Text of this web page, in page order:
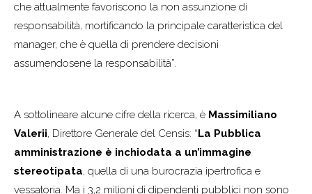
che attualmente favoriscono la non assunzione di
responsabilità, mortificando la principale caratteristica del
manager, che è quella di prendere decisioni
assumendosene la responsabilità”.
A sottolineare alcune cifre della ricerca, è Massimiliano
Valerii, Direttore Generale del Censis: “La Pubblica
amministrazione è inchiodata a un’immagine
stereotipata, quella di una burocrazia ipertrofica e
vessatoria. Ma i 3,2 milioni di dipendenti pubblici non sono